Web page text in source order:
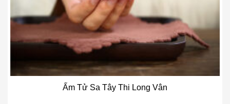
Ấm Tử Sa Tây Thi Long Vân